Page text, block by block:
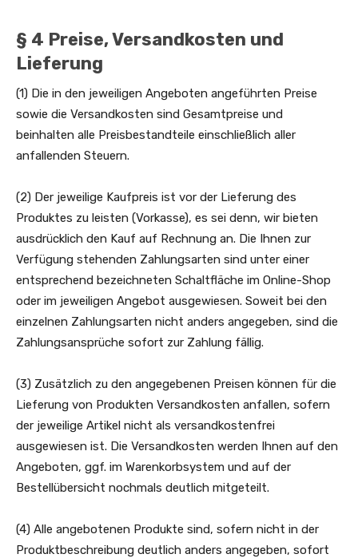
§ 4 Preise, Versandkosten und
Lieferung
(1) Die in den jeweiligen Angeboten angeführten Preise
sowie die Versandkosten sind Gesamtpreise und
beinhalten alle Preisbestandteile einschließlich aller
anfallenden Steuern.
(2) Der jeweilige Kaufpreis ist vor der Lieferung des
Produktes zu leisten (Vorkasse), es sei denn, wir bieten
ausdrücklich den Kauf auf Rechnung an. Die Ihnen zur
Verfügung stehenden Zahlungsarten sind unter einer
entsprechend bezeichneten Schaltfläche im Online-Shop
oder im jeweiligen Angebot ausgewiesen. Soweit bei den
einzelnen Zahlungsarten nicht anders angegeben, sind die
Zahlungsansprüche sofort zur Zahlung fällig.
(3) Zusätzlich zu den angegebenen Preisen können für die
Lieferung von Produkten Versandkosten anfallen, sofern
der jeweilige Artikel nicht als versandkostenfrei
ausgewiesen ist. Die Versandkosten werden Ihnen auf den
Angeboten, ggf. im Warenkorbsystem und auf der
Bestellübersicht nochmals deutlich mitgeteilt.
(4) Alle angebotenen Produkte sind, sofern nicht in der
Produktbeschreibung deutlich anders angegeben, sofort